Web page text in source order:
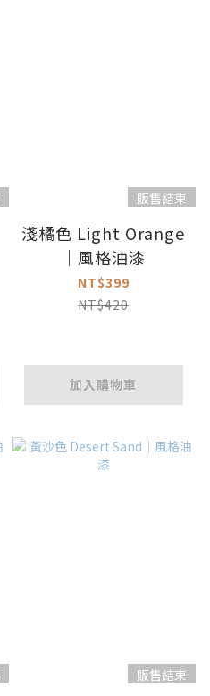
販售結束
淺橘色 Light Orange
｜風格油漆
NT$399
NT$420
加入購物車
販售結束